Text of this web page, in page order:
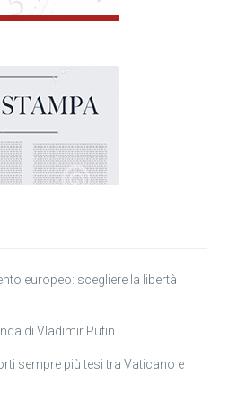
europeo: scegliere la libertà
di Vladimir Putin
sempre più tesi tra Vaticano e